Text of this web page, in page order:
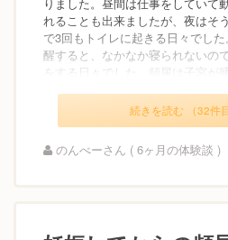
れることも出来ましたが、夜はそ
で3回もトイレに起きる日々でし
醒すると、なかなか寝られないの
をする日々でした。頻尿は子宮が
続きを読む （32件
のんべーさん ( 6ヶ月の体験談 )